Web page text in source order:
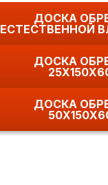
ДОСКА
ЕСТЕСТВЕННОЙ
ДОСКА
ДОСКА